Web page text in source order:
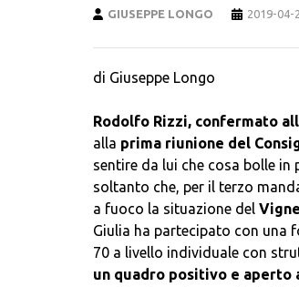
GIUSEPPE LONGO 2019-04-
di Giuseppe Longo
Rodolfo Rizzi, confermato
alla prima riunione del
sentire da lui che cosa bolle
soltanto che, per il terzo
a fuoco la situazione del
Giulia ha partecipato con una
70 a livello individuale con
un quadro positivo e